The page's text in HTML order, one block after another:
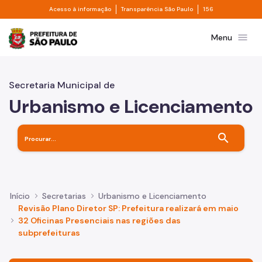
Pular para o Conteúdo principal
Acesso à informação Divisor de acesso à informação
Transparência São Paulo Divisor de
156
Prefeitura de São PauloMenu menu
Secretaria Municipal de
Urbanismo e Licenciamento
search
Início Secretarias
Urbanismo e Licenciamento
Revisão Plano Diretor SP: Prefeitura realizará em maio
32 Oficinas Presenciais nas regiões das
subprefeituras